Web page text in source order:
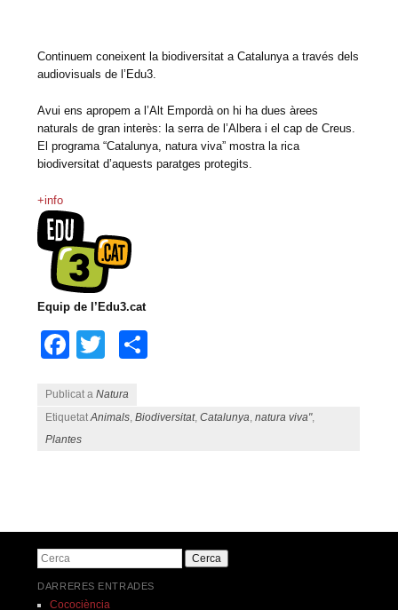
Continuem coneixent la biodiversitat a Catalunya a través dels
audiovisuals de l’Edu3.
Avui ens apropem a l’Alt Empordà on hi ha dues àrees
naturals de gran interès: la serra de l’Albera i el cap de Creus.
El programa “Catalunya, natura viva” mostra la rica
biodiversitat d’aquests paratges protegits.
+info
Equip de l’Edu3.cat
Facebook
Twitter
Publicat aNatura
EtiquetatAnimals,Biodiversitat,Catalunya,natura viva",
Plantes
Cerca
DARRERES ENTRADES
Cocociència